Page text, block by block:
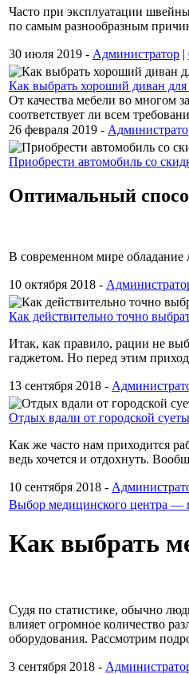
Часто при эксплуатации
по самым разнообразным
30 июля 2019 - Администратор |
Как выбрать хороший диван для
От качества мебели во многом
соответствует ли всем
26 февраля 2019 -
Приобрести автомобиль со
Оптимальный
В современном мире
10 октября 2018 -
Как действительно точно
Итак, как правило, рации не
гаджетом. Но перед этим
13 сентября 2018 -
Отдых вдали от городской суеты
Как же часто нам приходится
ведь хочется и отдохнуть.
10 сентября 2018 -
Выбор медицинского центра —
Как выбрать
Судя по статистике, обычно
влияет огромное количество
оборудования. Рассмотрим
3 сентября 2018 -